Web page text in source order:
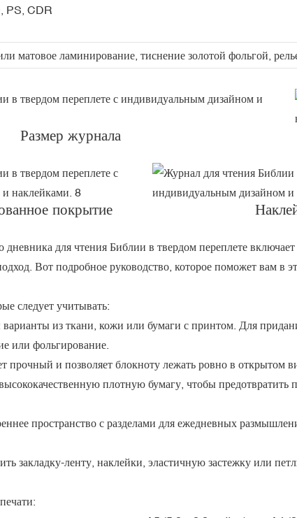
PS, CDR
матовое ламинирование, тиснение золотой фольгой,
Размер журнала
покрытие
дневника для чтения Библии в твердом переплете
Вот подробное руководство, которое поможет вам в
следует учитывать:
из ткани, кожи или бумаги с принтом. Для
или фольгирование.
и позволяет блокноту лежать ровно в открытом
плотную бумагу, чтобы предотвратить
пространство с разделами для ежедневных
закладку-ленту, наклейки, эластичную застежку или